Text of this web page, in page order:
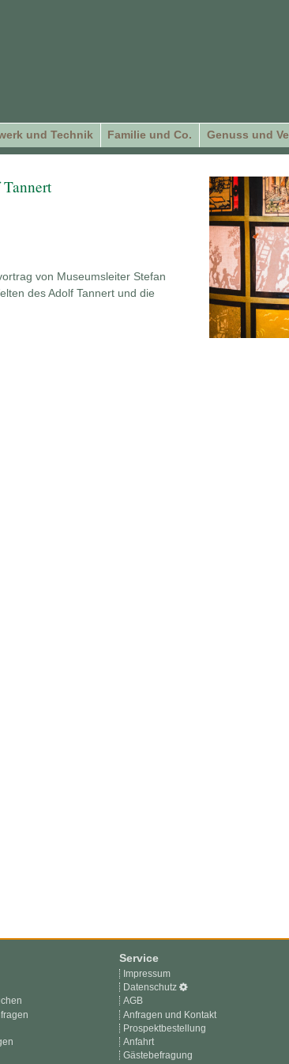
und Technik Familie und Co. Genuss und
von Museumsleiter Stefan
des Adolf Tannert und die
Service
Impressum
Datenschutz
AGB
Anfragen und Kontakt
Prospektbestellung
Anfahrt
Gästebefragung